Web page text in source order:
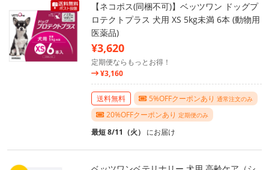
【ネコポス(同梱不可)】ベッツワン ドッグプ
ロテクトプラス 犬用 XS 5kg未満 6本 (動物用
医薬品)
¥3,620
定期便ならもっとお得！
¥3,160
送料無料 5%OFFクーポンあり 通常注文のみ
20%OFFクーポンあり 定期便のみ
最短 8/11（火） にお届け